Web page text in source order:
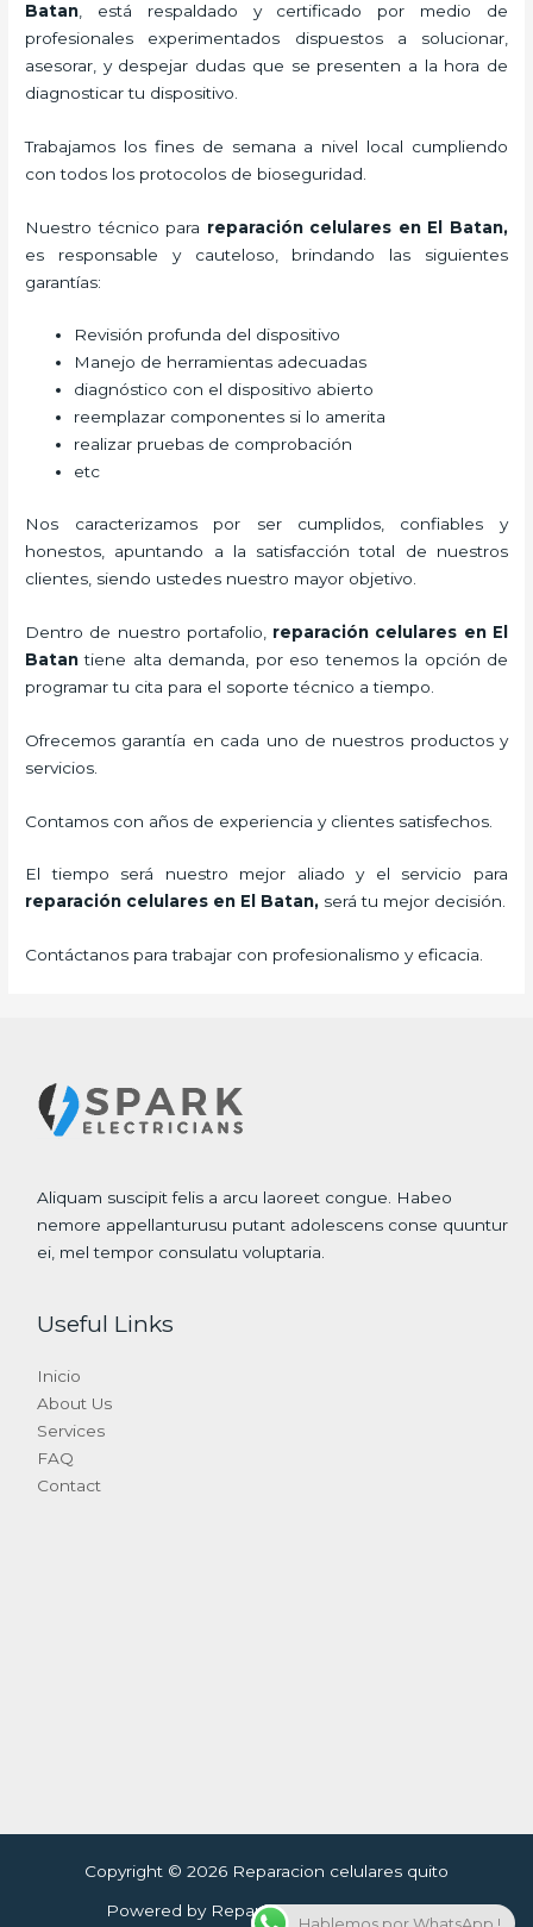
Batan , está respaldado y certificado por medio de
profesionales experimentados dispuestos a solucionar,
asesorar, y despejar dudas que se presenten a la hora de
diagnosticar tu dispositivo.
Trabajamos los fines de semana a nivel local cumpliendo
con todos los protocolos de bioseguridad.
Nuestro técnico para reparación celulares en El Batan,
es responsable y cauteloso, brindando las siguientes
garantías:
Revisión profunda del dispositivo
Manejo de herramientas adecuadas
diagnóstico con el dispositivo abierto
reemplazar componentes si lo amerita
realizar pruebas de comprobación
etc
Nos caracterizamos por ser cumplidos, confiables y
honestos, apuntando a la satisfacción total de nuestros
clientes, siendo ustedes nuestro mayor objetivo.
Dentro de nuestro portafolio, reparación celulares en El
Batan tiene alta demanda, por eso tenemos la opción de
programar tu cita para el soporte técnico a tiempo.
Ofrecemos garantía en cada uno de nuestros productos y
servicios.
Contamos con años de experiencia y clientes satisfechos.
El tiempo será nuestro mejor aliado y el servicio para
reparación celulares en El Batan, será tu mejor decisión.
Contáctanos para trabajar con profesionalismo y eficacia.
Aliquam suscipit felis a arcu laoreet congue. Habeo
nemore appellanturusu putant adolescens conse quuntur
ei, mel tempor consulatu voluptaria.
Useful Links
Inicio
About Us
Services
FAQ
Contact
Copyright © 2026 Reparacion celulares quito
Powered by Reparacion celulares quito